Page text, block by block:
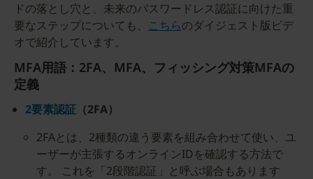
ドの落とし穴と、未来のパスワードレス認証に向けた重
要なステップについても、 こちらのダイジェスト版ビデ
オで紹介しています。
MFA用語：2FA、MFA、フィッシング対策MFAの
定義
2要素認証 （2FA）
2FAとは、2種類の違う要素を組み合わせて使い、ユ
ーザーが主張するオンラインIDを確認する方法で
す。 これを「2段階認証」と呼ぶ場合もあります